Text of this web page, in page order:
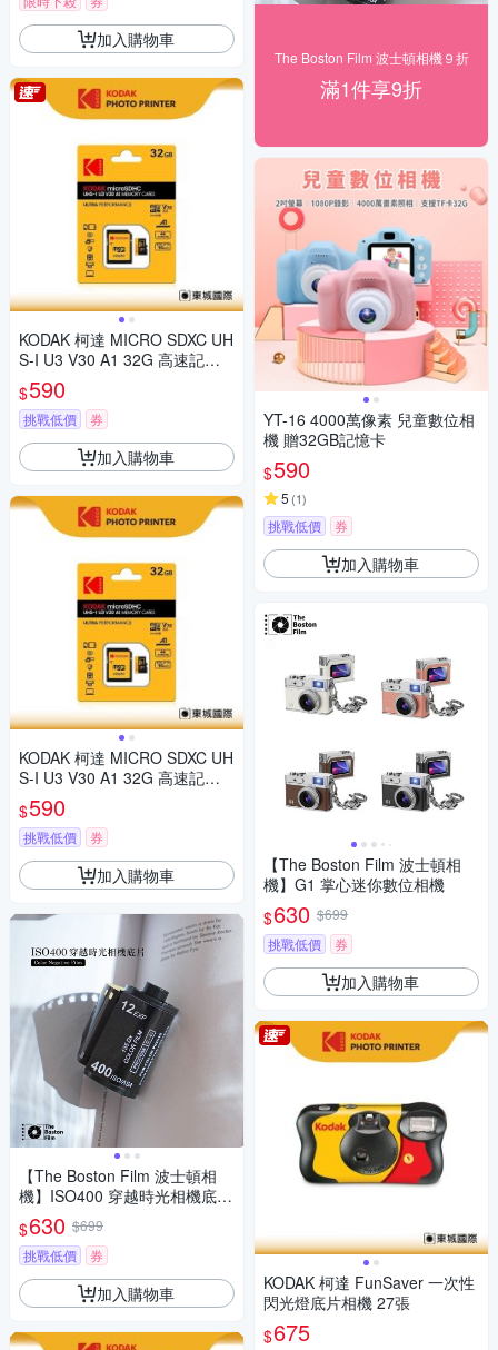
加入購物車
KODAK 柯達 MICRO SDXC UH
S-I U3 V30 A1 32G 高速記憶
卡(附轉卡)
$590
挑戰低價 券
加入購物車
KODAK 柯達 MICRO SDXC UH
S-I U3 V30 A1 32G 高速記憶
卡(附轉卡)
$590
挑戰低價 券
加入購物車
【The Boston Film 波士頓相
機】ISO400 穿越時光相機底片
(一入組)
$630 $699
挑戰低價
券
加入購物車
The Boston Film 波士頓相機９折
滿1件享9折
YT-16 4000萬像素 兒童數位相
機 贈32GB記憶卡
$590
5 (1)
挑戰低價 券
加入購物車
【The Boston Film 波士頓相
機】G1 掌心迷你數位相機
$630 $699
挑戰低價
券
加入購物車
KODAK 柯達 FunSaver 一次性
閃光燈底片相機 27張
$675